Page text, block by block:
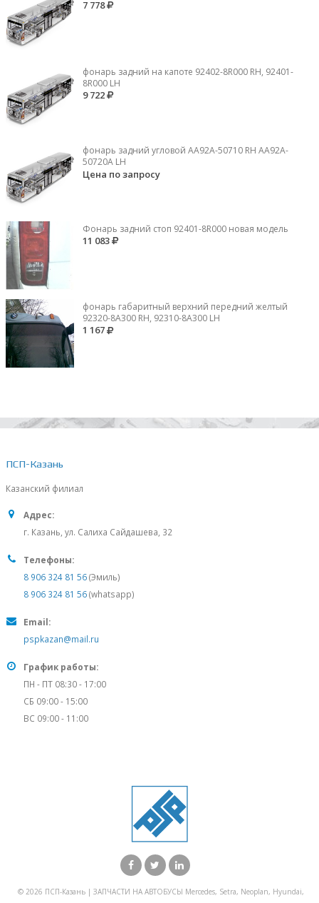
7 778
фонарь задний на капоте 92402-8R000 RH, 92401-
8R000 LH
9 722
фонарь задний угловой AA92A-50710 RH AA92A-
50720A LH
Цена по запросу
Фонарь задний стоп 92401-8R000 новая модель
11 083
фонарь габаритный верхний передний желтый
92320-8A300 RH, 92310-8А300 LH
1 167
ПСП-Казань
Казанский филиал
Адрес:
г. Казань, ул. Салиха Сайдашева, 32
Телефоны:
8 906 324 81 56(Эмиль)
8 906 324 81 56(whatsapp)
Email:
pspkazan@mail.ru
График работы:
ПН - ПТ 08:30 - 17:00
СБ 09:00 - 15:00
ВС 09:00 - 11:00
© 2026 ПСП-Казань | ЗАПЧАСТИ НА АВТОБУСЫ Mercedes, Setra, Neoplan, Hyundai,